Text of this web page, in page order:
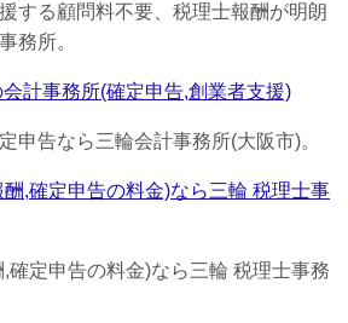
する顧問料不要、税理士報酬が明朗
務所。
計事務所(確定申告,創業者支援)
申告なら三輪会計事務所(大阪市)。
,確定申告の料金)なら三輪 税理士事
確定申告の料金)なら三輪 税理士事務